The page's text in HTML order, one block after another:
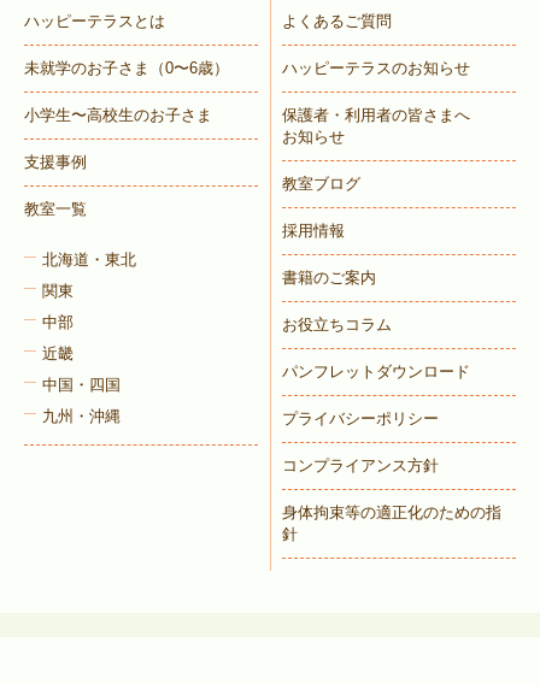
ハッピーテラスとは
未就学のお子さま （0〜6歳）
小学生〜高校生のお子さま
支援事例
教室一覧
北海道・東北
関東
中部
近畿
中国・四国
九州・沖縄
よくあるご質問
ハッピーテラスのお知らせ
保護者・利用者の皆さまへ
お知らせ
教室ブログ
採用情報
書籍のご案内
お役立ちコラム
パンフレットダウンロード
プライバシーポリシー
コンプライアンス方針
身体拘束等の適正化のための指
針